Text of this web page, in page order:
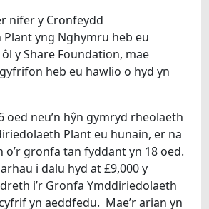
nifer y Cronfeydd
yng Nghymru heb eu
y Share Foundation, mae
heb eu hawlio o hyd yn
oed neu’n hŷn gymryd rheolaeth
Plant eu hunain, er na
o’r gronfa tan fyddant yn 18 oed.
i dalu hyd at £9,000 y
i’r Gronfa Ymddiriedolaeth
yn aeddfedu. Mae’r arian yn